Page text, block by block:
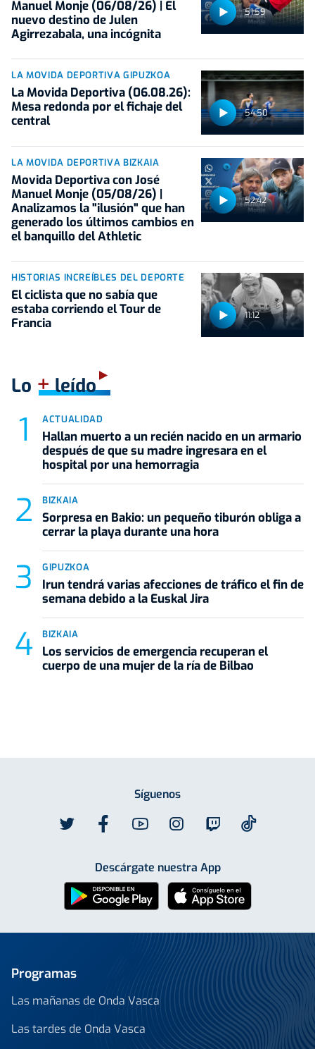
51:59
Manuel Monje (06/08/26) | El
nuevo destino de Julen
Agirrezabala, una incógnita
54:50
LA MOVIDA DEPORTIVA GIPUZKOA
La Movida Deportiva (06.08.26):
Mesa redonda por el fichaje del
central
52:42
LA MOVIDA DEPORTIVA BIZKAIA
Movida Deportiva con José
Manuel Monje (05/08/26) |
Analizamos la "ilusión" que han
generado los últimos cambios en
el banquillo del Athletic
11:12
HISTORIAS INCREÍBLES DEL DEPORTE
El ciclista que no sabía que
estaba corriendo el Tour de
Francia
Lo +leído
ACTUALIDAD
Hallan muerto a un recién nacido en un armario
después de que su madre ingresara en el
hospital por una hemorragia
BIZKAIA
Sorpresa en Bakio: un pequeño tiburón obliga a
cerrar la playa durante una hora
GIPUZKOA
Irun tendrá varias afecciones de tráfico el fin de
semana debido a la Euskal Jira
BIZKAIA
Los servicios de emergencia recuperan el
cuerpo de una mujer de la ría de Bilbao
Síguenos
Descárgate nuestra App
Programas
Las mañanas de Onda Vasca
Las tardes de Onda Vasca